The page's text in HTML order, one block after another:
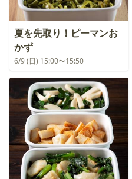
夏を先取り！ピーマンお
かず
6/9 (日) 15:00〜15:50